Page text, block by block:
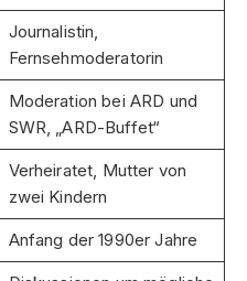
Journalistin,
Fernsehmoderatorin
Moderation bei ARD und
SWR, „ARD-Buffet“
Verheiratet, Mutter von
zwei Kindern
Anfang der 1990er Jahre